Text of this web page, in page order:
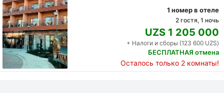
1 номер в отеле
2 гостя, 1 ночь
UZS 1 205 000
+ Налоги и сборы (123 600 UZS)
БЕСПЛАТНАЯ отмена
Осталось только 2 комнаты!